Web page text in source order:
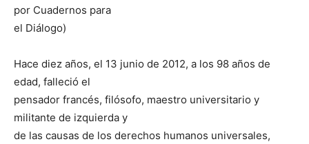
por Cuadernos para
el Diálogo)
Hace diez años, el 13 junio de 2012, a los 98 años de
edad, falleció el
pensador francés, filósofo, maestro universitario y
militante de izquierda y
de las causas de los derechos humanos universales,